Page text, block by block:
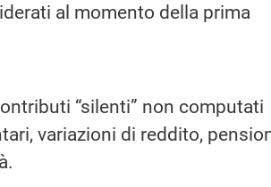
al momento della prima
“silenti” non computati
variazioni di reddito,